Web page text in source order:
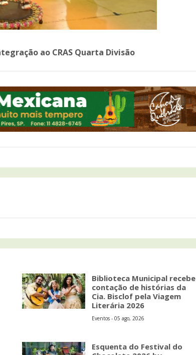
ao CRAS Quarta Divisão
Biblioteca Municipal recebe
contação de histórias da
Cia. Bisclof pela Viagem
Literária 2026
Eventos - 05 ago, 2026
Esquenta do Festival do